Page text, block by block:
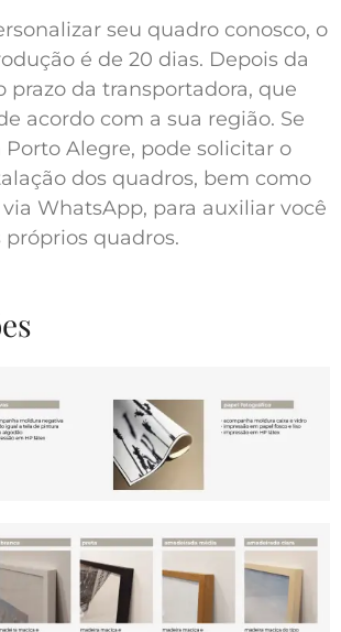
seu quadro conosco, o
é de 20 dias. Depois da
prazo da transportadora, que
acordo com a sua região. Se
Alegre, pode solicitar o
dos quadros, bem como
WhatsApp, para auxiliar você
próprios quadros.